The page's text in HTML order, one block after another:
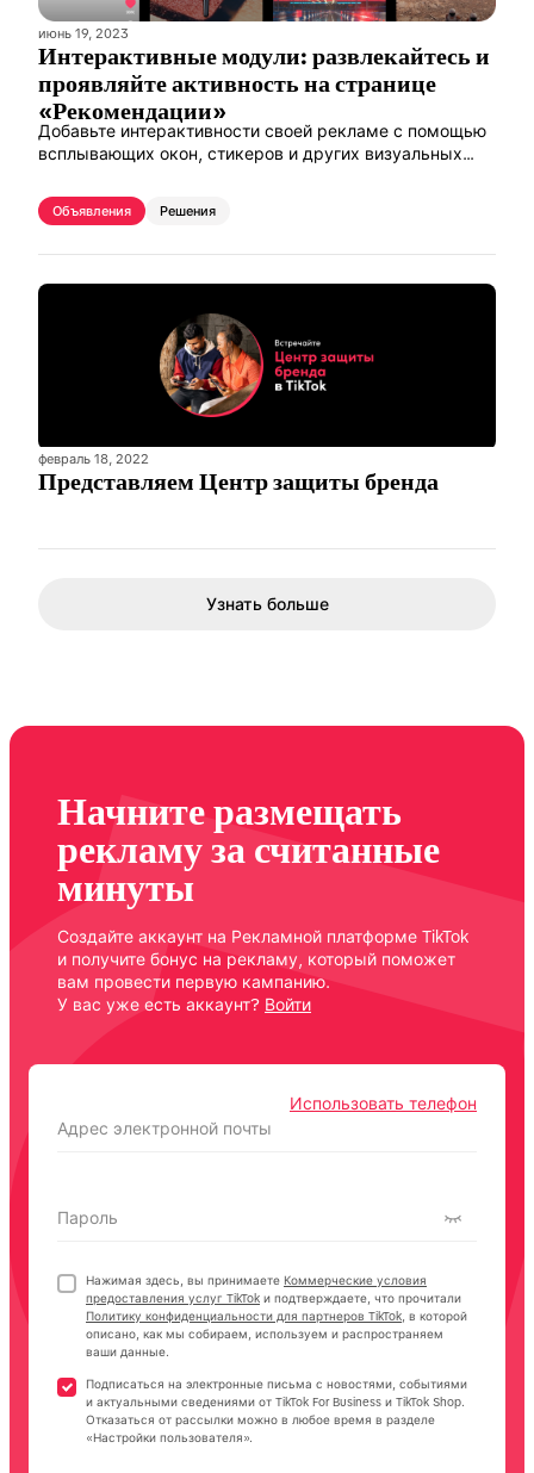
июнь 19, 2023
Интерактивные модули: развлекайтесь и
проявляйте активность на странице
«Рекомендации»
Добавьте интерактивности своей рекламе с помощью
всплывающих окон, стикеров и других визуальных
Объявления Решения
февраль 18, 2022
Представляем Центр защиты бренда
Узнать больше
Начните размещать
рекламу за считанные
минуты
Создайте аккаунт на Рекламной платформе TikTok
и получите бонус на рекламу, который поможет
вам провести первую кампанию.
У вас уже есть аккаунт? Войти
Адрес электронной почты
Использовать телефон
Пароль
Нажимая здесь, вы принимаете Коммерческие условия
предоставления услуг TikTok и подтверждаете, что прочитали
Политику конфиденциальности для партнеров TikTok, в которой
описано, как мы собираем, используем и распространяем
ваши данные.
Подписаться на электронные письма с новостями, событиями
и актуальными сведениями от TikTok For Business и TikTok Shop.
Отказаться от рассылки можно в любое время в разделе
«Настройки пользователя».